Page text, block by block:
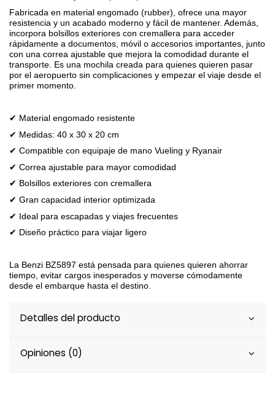
Fabricada en material engomado (rubber), ofrece una mayor
resistencia y un acabado moderno y fácil de mantener. Además,
incorpora bolsillos exteriores con cremallera para acceder
rápidamente a documentos, móvil o accesorios importantes, junto
con una correa ajustable que mejora la comodidad durante el
transporte. Es una mochila creada para quienes quieren pasar
por el aeropuerto sin complicaciones y empezar el viaje desde el
primer momento.
✔ Material engomado resistente
✔ Medidas: 40 x 30 x 20 cm
✔ Compatible con equipaje de mano Vueling y Ryanair
✔ Correa ajustable para mayor comodidad
✔ Bolsillos exteriores con cremallera
✔ Gran capacidad interior optimizada
✔ Ideal para escapadas y viajes frecuentes
✔ Diseño práctico para viajar ligero
La Benzi BZ5897 está pensada para quienes quieren ahorrar
tiempo, evitar cargos inesperados y moverse cómodamente
desde el embarque hasta el destino.
Detalles del producto
Opiniones (0)